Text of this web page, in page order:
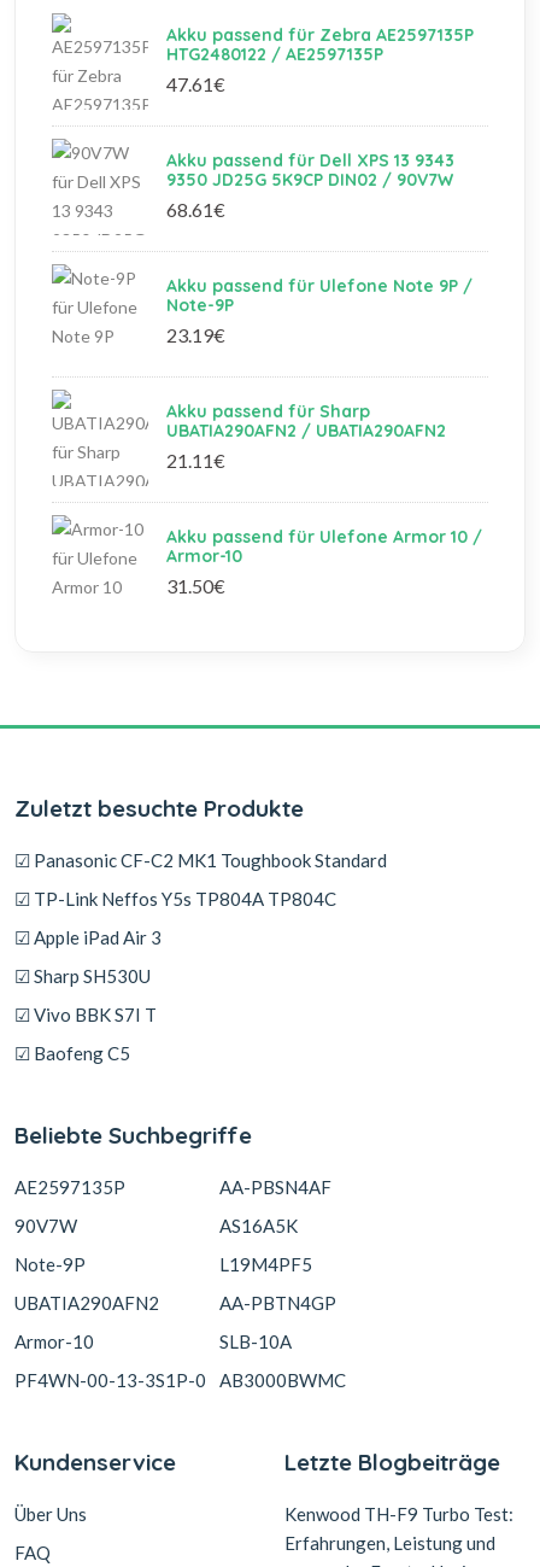
Akku passend für Zebra AE2597135P
HTG2480122 / AE2597135P
47.61€
Akku passend für Dell XPS 13 9343
9350 JD25G 5K9CP DIN02 / 90V7W
68.61€
Akku passend für Ulefone Note 9P /
Note-9P
23.19€
Akku passend für Sharp
UBATIA290AFN2 / UBATIA290AFN2
21.11€
Akku passend für Ulefone Armor 10 /
Armor-10
31.50€
Zuletzt besuchte Produkte
☑ Panasonic CF-C2 MK1 Toughbook Standard
☑ TP-Link Neffos Y5s TP804A TP804C
☑ Apple iPad Air 3
☑ Sharp SH530U
☑ Vivo BBK S7I T
☑ Baofeng C5
Beliebte Suchbegriffe
AE2597135P
90V7W
Note-9P
UBATIA290AFN2
Armor-10
PF4WN-00-13-3S1P-0
AA-PBSN4AF
AS16A5K
L19M4PF5
AA-PBTN4GP
SLB-10A
AB3000BWMC
Kundenservice
Über Uns
FAQ
Letzte Blogbeiträge
Kenwood TH-F9 Turbo Test:
Erfahrungen, Leistung und